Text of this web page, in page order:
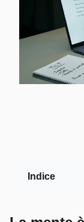
Indice